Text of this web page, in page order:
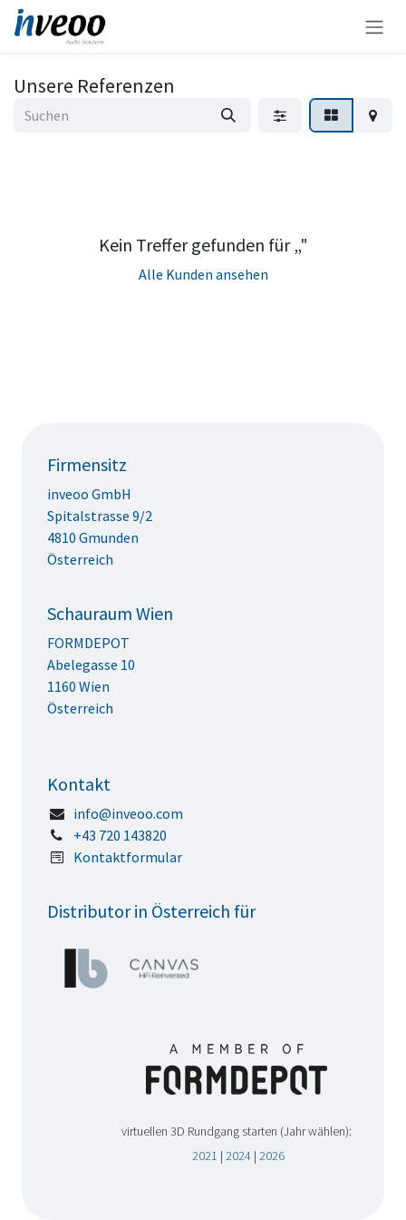
Zum Inhalt springen
Unsere Referenzen
Kein Treffer gefunden für „"
Alle Kunden ansehen
Firmensitz
inveoo GmbH
Spitalstrasse 9/2
4810 Gmunden
Österreich
Distributor in Österreich für
virtuellen 3D Rundgang starten (Jahr wählen):
2021 | 2024| 2026
Schauraum Wien
FORMDEPOT
Abelegasse 10
1160 Wien
Österreich
Kontakt
info@inveoo.com
+43 720 143820
Kontaktformular